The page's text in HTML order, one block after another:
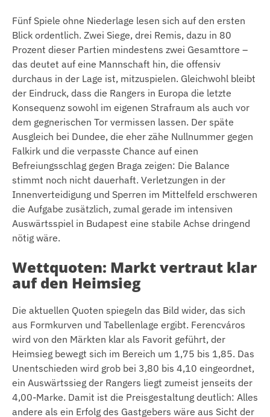
Fünf Spiele ohne Niederlage lesen sich auf den ersten
Blick ordentlich. Zwei Siege, drei Remis, dazu in 80
Prozent dieser Partien mindestens zwei Gesamttore –
das deutet auf eine Mannschaft hin, die offensiv
durchaus in der Lage ist, mitzuspielen. Gleichwohl bleibt
der Eindruck, dass die Rangers in Europa die letzte
Konsequenz sowohl im eigenen Strafraum als auch vor
dem gegnerischen Tor vermissen lassen. Der späte
Ausgleich bei Dundee, die eher zähe Nullnummer gegen
Falkirk und die verpasste Chance auf einen
Befreiungsschlag gegen Braga zeigen: Die Balance
stimmt noch nicht dauerhaft. Verletzungen in der
Innenverteidigung und Sperren im Mittelfeld erschweren
die Aufgabe zusätzlich, zumal gerade im intensiven
Auswärtsspiel in Budapest eine stabile Achse dringend
nötig wäre.
Wettquoten: Markt vertraut klar
auf den Heimsieg
Die aktuellen Quoten spiegeln das Bild wider, das sich
aus Formkurven und Tabellenlage ergibt. Ferencváros
wird von den Märkten klar als Favorit geführt, der
Heimsieg bewegt sich im Bereich um 1,75 bis 1,85. Das
Unentschieden wird grob bei 3,80 bis 4,10 eingeordnet,
ein Auswärtssieg der Rangers liegt zumeist jenseits der
4,00-Marke. Damit ist die Preisgestaltung deutlich: Alles
andere als ein Erfolg des Gastgebers wäre aus Sicht der